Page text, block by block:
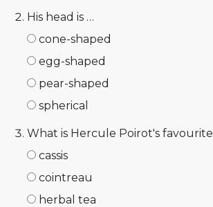
His head is …
cone-shaped
egg-shaped
pear-shaped
spherical
What is Hercule Poirot's favourite
cassis
cointreau
herbal tea